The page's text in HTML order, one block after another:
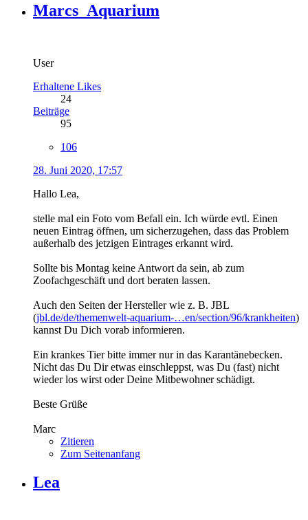
Marcs_Aquarium
User
Erhaltene Likes
24
Beiträge
95
106
28. Juni 2020, 17:57
Hallo Lea,
stelle mal ein Foto vom Befall ein. Ich würde evtl. Einen
neuen Eintrag öffnen, um sicherzugehen, dass das Problem
außerhalb des jetzigen Eintrages erkannt wird.
Sollte bis Montag keine Antwort da sein, ab zum
Zoofachgeschäft und dort beraten lassen.
Auch den Seiten der Hersteller wie z. B. JBL
(jbl.de/de/themenwelt-aquarium-…en/section/96/krankheiten)
kannst Du Dich vorab informieren.
Ein krankes Tier bitte immer nur in das Karantänebecken.
Nicht das Du Dir etwas einschleppst, was Du (fast) nicht
wieder los wirst oder Deine Mitbewohner schädigt.
Beste Grüße
Marc
Zitieren
Zum Seitenanfang
Lea